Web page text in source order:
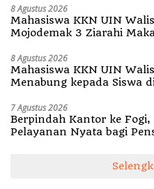
8 Agustus 2026
Mahasiswa KKN UIN
Mojodemak 3 Ziarahi
8 Agustus 2026
Mahasiswa KKN UIN
Menabung kepada Siswa
7 Agustus 2026
Berpindah Kantor ke Fogi, PT MDP
Pelayanan Nyata bagi